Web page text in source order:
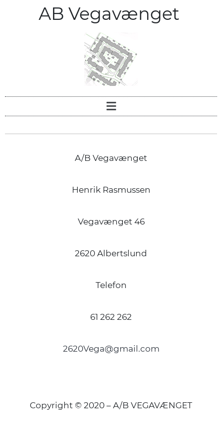
AB Vegavænget
A/B Vegavænget
Henrik Rasmussen
Vegavænget 46
2620 Albertslund
Telefon
61 262 262
2620Vega@gmail.com
Copyright © 2020 – A/B VEGAVÆNGET